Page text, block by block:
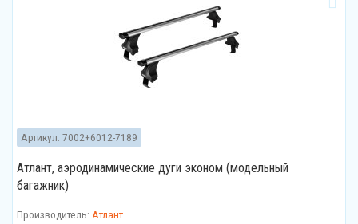
Атлант, аэродинамические дуги эконом (модельный
багажник)
Артикул: 7002+6012-7189
Производитель: Атлант